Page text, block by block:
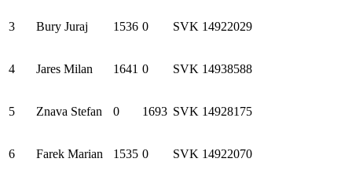
3 Bury Juraj 1536 0 SVK 14922029
4 Jares Milan 1641 0 SVK 14938588
5 Znava Stefan 0 1693 SVK 14928175
6 Farek Marian 1535 0 SVK 14922070